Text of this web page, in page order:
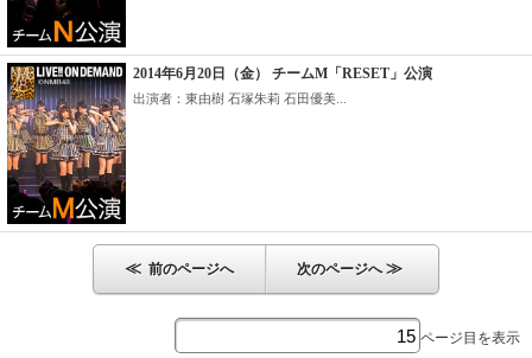
2014年6月20日（金） チームM「RESET」公演
出演者：東由樹 石塚朱莉 石田優美...
≪ 前のページへ 次のページへ≫
ページ目を表示